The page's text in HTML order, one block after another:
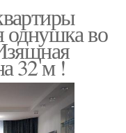
однушка во
32 м !